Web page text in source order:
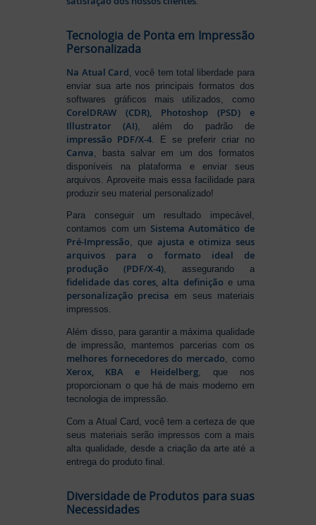
Tecnologia de Ponta em Impressão
Personalizada
Na Atual Card , você tem total liberdade para
enviar sua arte nos principais formatos dos
softwares gráficos mais utilizados, como
CorelDRAW (CDR), Photoshop (PSD) e
Illustrator (AI) , além do padrão de
impressão PDF/X-4 . E se preferir criar no
Canva , basta salvar em um dos formatos
disponíveis na plataforma e enviar seus
arquivos. Aproveite mais essa facilidade para
produzir seu material personalizado!
Para conseguir um resultado impecável,
contamos com um Sistema Automático de
Pré-Impressão, queajusta e otimiza seus
arquivos para o formato ideal de
produção (PDF/X-4), assegurando a
fidelidade das cores, alta definição e uma
personalização precisa em seus materiais
impressos.
Além disso, para garantir a máxima qualidade
de impressão, mantemos parcerias com os
melhores fornecedores do mercado, como
Xerox, KBA e Heidelberg, que nos
proporcionam o que há de mais moderno em
tecnologia de impressão.
Com a Atual Card, você tem a certeza de que
seus materiais serão impressos com a mais
alta qualidade, desde a criação da arte até a
entrega do produto final.
Diversidade de Produtos para suas
Necessidades